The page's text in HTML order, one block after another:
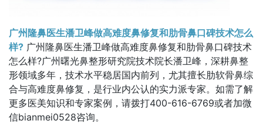
广州隆鼻医生潘卫峰做高难度鼻修复和肋骨鼻口碑技术怎么
样? 广州隆鼻医生潘卫峰做高难度鼻修复和肋骨鼻口碑技术
怎么样?广州曙光鼻整形研究院技术院长潘卫峰，深耕鼻整
形领域多年，技术水平稳居国内前列，尤其擅长肋软骨鼻综
合与高难度鼻修复，是行业内公认的实力派专家。如需了解
更多医美知识和专家案例，请拨打400-616-6769或者加微
信bianmei0528咨询。